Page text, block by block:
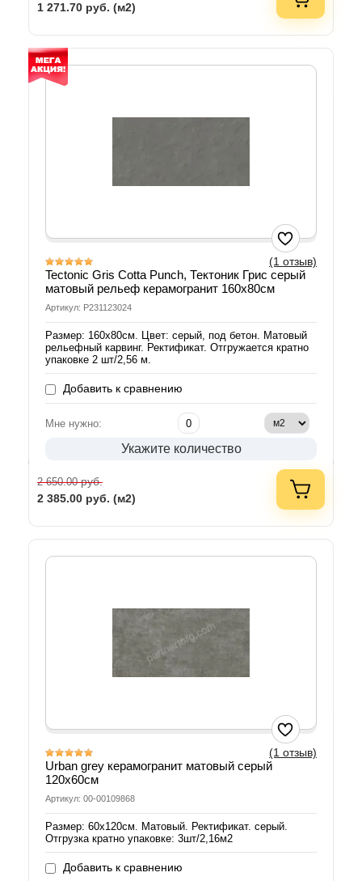
1 271.70 руб. (м2)
(1 отзыв)
Tectonic Gris Cotta Punch, Тектоник Грис серый
матовый рельеф керамогранит 160х80см
Артикул: P231123024
Размер: 160х80см. Цвет: серый, под бетон. Матовый
рельефный карвинг. Ректификат. Отгружается кратно
упаковке 2 шт/2,56 м.
Добавить к сравнению
Мне нужно:
Укажите количество
2 650.00руб.
2 385.00 руб. (м2)
(1 отзыв)
Urban grey керамогранит матовый серый
120х60см
Артикул: 00-00109868
Размер: 60х120см. Матовый. Ректификат. серый.
Отгрузка кратно упаковке: 3шт/2,16м2
Добавить к сравнению